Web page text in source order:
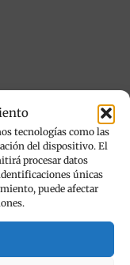
tecnologías como las
del dispositivo. El
procesar datos
únicas
puede afectar